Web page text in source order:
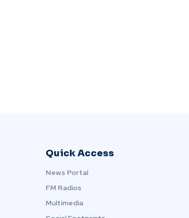
Quick Access
News Portal
FM Radios
Multimedia